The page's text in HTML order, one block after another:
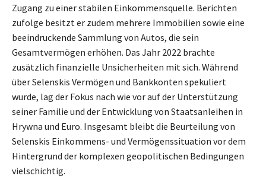
Zugang zu einer stabilen Einkommensquelle. Berichten
zufolge besitzt er zudem mehrere Immobilien sowie eine
beeindruckende Sammlung von Autos, die sein
Gesamtvermögen erhöhen. Das Jahr 2022 brachte
zusätzlich finanzielle Unsicherheiten mit sich. Während
über Selenskis Vermögen und Bankkonten spekuliert
wurde, lag der Fokus nach wie vor auf der Unterstützung
seiner Familie und der Entwicklung von Staatsanleihen in
Hrywna und Euro. Insgesamt bleibt die Beurteilung von
Selenskis Einkommens- und Vermögenssituation vor dem
Hintergrund der komplexen geopolitischen Bedingungen
vielschichtig.